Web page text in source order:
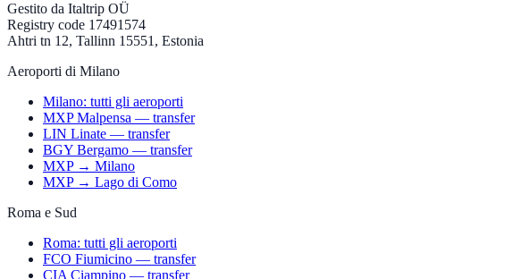
Gestito da Italtrip OÜ
Registry code 17491574
Ahtri tn 12, Tallinn 15551, Estonia
Aeroporti di Milano
Milano: tutti gli aeroporti
MXP Malpensa — transfer
LIN Linate — transfer
BGY Bergamo — transfer
MXP → Milano
MXP → Lago di Como
Roma e Sud
Roma: tutti gli aeroporti
FCO Fiumicino — transfer
CIA Ciampino — transfer